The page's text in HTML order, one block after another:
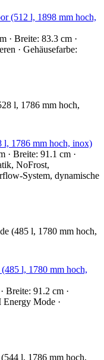
(512 l, 1898 mm hoch,
· Breite: 83.3 cm ·
· Gehäusefarbe:
l, 1786 mm hoch, inox)
· Breite: 91.1 cm ·
NoFrost,
System, dynamische
l, 1780 mm hoch,
Breite: 91.2 cm ·
Mode ·